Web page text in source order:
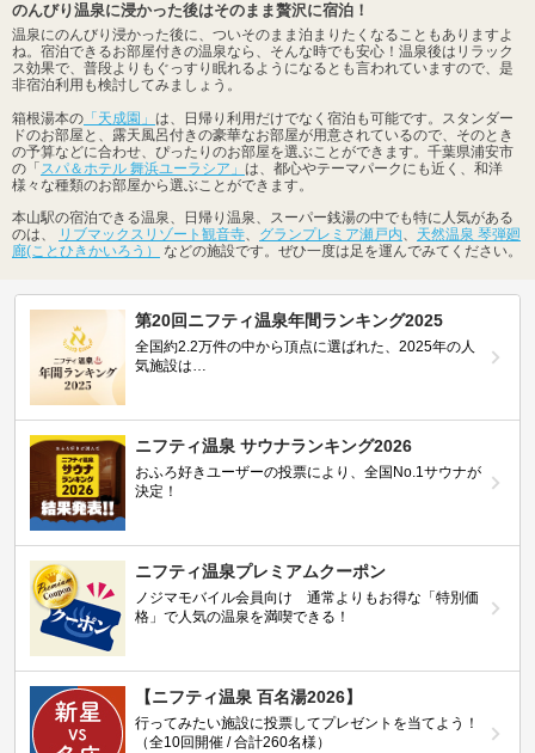
のんびり温泉に浸かった後はそのまま贅沢に宿泊！
温泉にのんびり浸かった後に、ついそのまま泊まりたくなることもありますよ
ね。宿泊できるお部屋付きの温泉なら、そんな時でも安心！温泉後はリラック
ス効果で、普段よりもぐっすり眠れるようになるとも言われていますので、是
非宿泊利用も検討してみましょう。
箱根湯本の 「天成園」 は、日帰り利用だけでなく宿泊も可能です。スタンダー
ドのお部屋と、露天風呂付きの豪華なお部屋が用意されているので、そのとき
の予算などに合わせ、ぴったりのお部屋を選ぶことができます。千葉県浦安市
の「スパ＆ホテル 舞浜ユーラシア」 は、都心やテーマパークにも近く、和洋
様々な種類のお部屋から選ぶことができます。
本山駅の宿泊できる温泉、日帰り温泉、スーパー銭湯の中でも特に人気がある
のは、
リブマックスリゾート観音寺、 グランプレミア瀬戸内、 天然温泉 琴弾廻
廊(ことひきかいろう）
などの施設です。ぜひ一度は足を運んでみてください。
第20回ニフティ温泉年間ランキング2025
全国約2.2万件の中から頂点に選ばれた、2025年の人
気施設は…
ニフティ温泉 サウナランキング2026
おふろ好きユーザーの投票により、全国No.1サウナが
決定！
ニフティ温泉プレミアムクーポン
ノジマモバイル会員向け 通常よりもお得な「特別価
格」で人気の温泉を満喫できる！
【ニフティ温泉 百名湯2026】
行ってみたい施設に投票してプレゼントを当てよう！
（全10回開催 / 合計260名様）